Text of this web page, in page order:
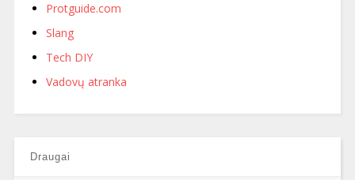
Protguide.com
Slang
Tech DIY
Vadovų atranka
Draugai